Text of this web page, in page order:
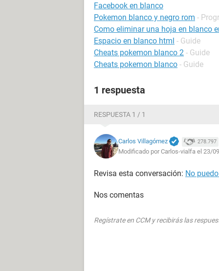
Facebook en blanco
Pokemon blanco y negro rom -
Como eliminar una hoja en blanco
Espacio en blanco html - Guide
Cheats pokemon blanco 2 - Guide
Cheats pokemon blanco - Guide
1 respuesta
RESPUESTA 1 / 1
Carlos Villagómez 278.797
Modificado por Carlos-vialfa el 23/
Revisa esta conversación: No
Nos comentas
Regístrate en CCM y recibirás las